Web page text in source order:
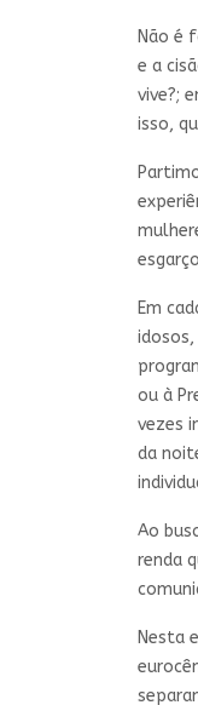
Não é
e a
vive?;
isso,
Em
ou à
vezes
da
Ao
renda
Nesta